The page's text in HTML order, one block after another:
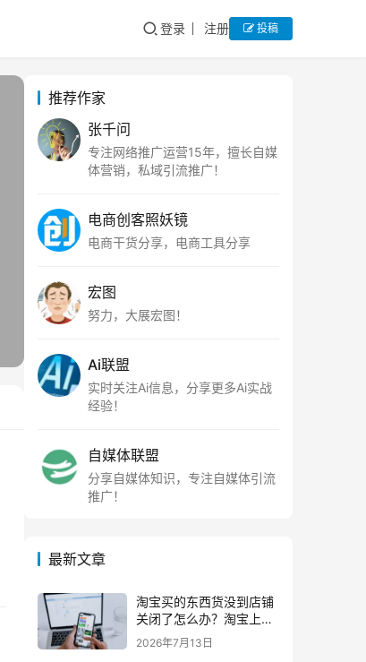
登录 注册 投稿
推荐作家
张千问
专注网络推广运营15年，擅长自媒
体营销，私域引流推广！
电商创客照妖镜
电商干货分享，电商工具分享
宏图
努力，大展宏图！
Ai联盟
实时关注Ai信息，分享更多Ai实战
经验！
自媒体联盟
分享自媒体知识，专注自媒体引流
推广！
最新文章
淘宝买的东西货没到店铺
关闭了怎么办？淘宝上买
东西货没收到店铺关闭了
我可以申请退款吗
2026年7月13日